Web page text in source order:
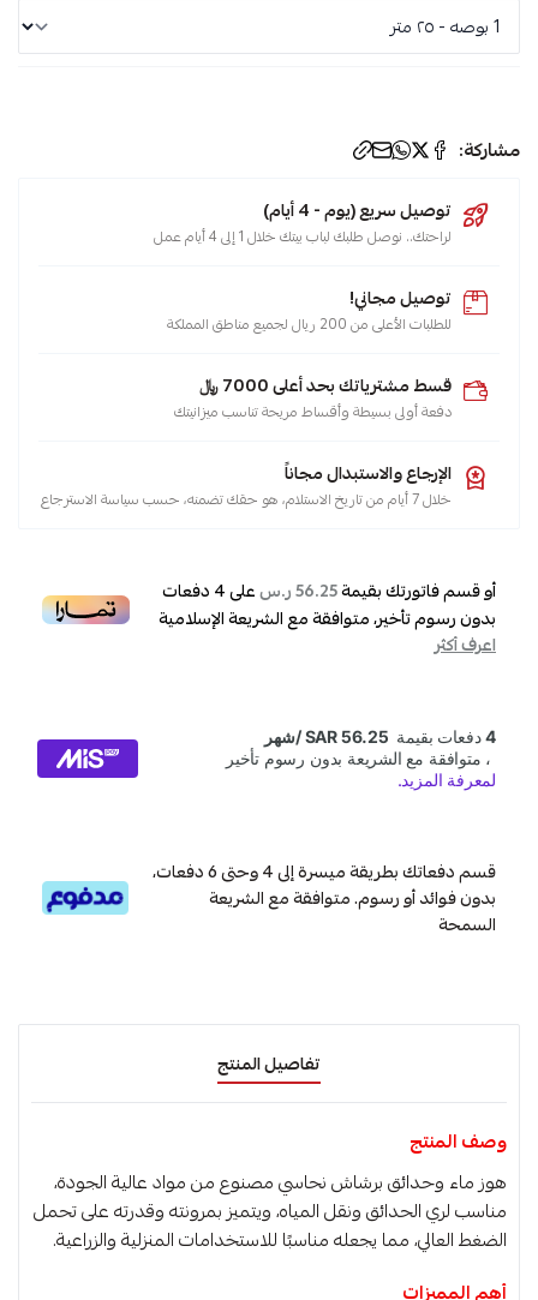
الوسوم:
سخانات
حلول
هوز
مشاركة:
توصيل سريع (يوم - 4 أيام)
لراحتك.. نوصل طلبك لباب بيتك خلال 1 إلى 4 أيام عمل
توصيل مجاني!
للطلبات الأعلى من 200 ريال لجميع مناطق المملكة
قسط مشترياتك بحد أعلى 7000 ﷼
دفعة أولى بسيطة وأقساط مريحة تناسب ميزانيتك
الإرجاع والاستبدال مجاناً
خلال 7 أيام من تاريخ الاستلام، هو حقك تضمنه، حسب سياسة الاسترجاع
أو قسم فاتورتك بقيمة56.25 ر.س على4دفعات
بدون رسوم تأخير، متوافقة مع الشريعة الإسلامية
اعرف أكثر
قسم دفعاتك بطريقة ميسرة إلى 4 وحتى 6 دفعات،
بدون فوائد أو رسوم. متوافقة مع الشريعة
السمحة
تفاصيل المنتج
وصف المنتج
هوز ماء وحدائق برشاش نحاسي مصنوع من مواد عالية الجودة،
مناسب لري الحدائق ونقل المياه، ويتميز بمرونته وقدرته على تحمل
الضغط العالي، مما يجعله مناسبًا للاستخدامات المنزلية والزراعية.
أهم المميزات